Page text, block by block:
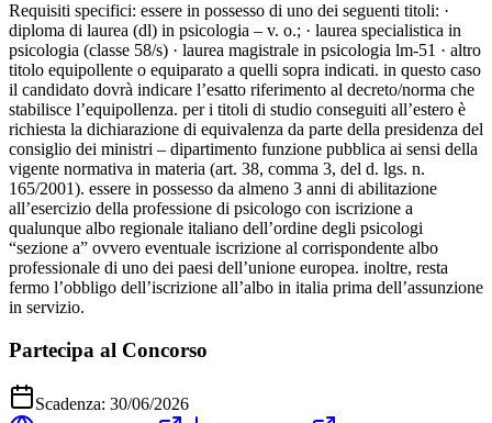
Requisiti specifici: essere in possesso di uno dei seguenti titoli: ·
diploma di laurea (dl) in psicologia – v. o.; · laurea specialistica in
psicologia (classe 58/s) · laurea magistrale in psicologia lm-51 · altro
titolo equipollente o equiparato a quelli sopra indicati. in questo caso
il candidato dovrà indicare l’esatto riferimento al decreto/norma che
stabilisce l’equipollenza. per i titoli di studio conseguiti all’estero è
richiesta la dichiarazione di equivalenza da parte della presidenza del
consiglio dei ministri – dipartimento funzione pubblica ai sensi della
vigente normativa in materia (art. 38, comma 3, del d. lgs. n.
165/2001). essere in possesso da almeno 3 anni di abilitazione
all’esercizio della professione di psicologo con iscrizione a
qualunque albo regionale italiano dell’ordine degli psicologi
“sezione a” ovvero eventuale iscrizione al corrispondente albo
professionale di uno dei paesi dell’unione europea. inoltre, resta
fermo l’obbligo dell’iscrizione all’albo in italia prima dell’assunzione
in servizio.
Partecipa al Concorso
Scadenza: 30/06/2026